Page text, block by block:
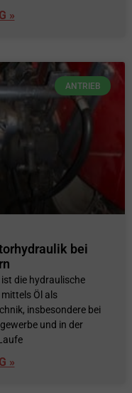
»
ANTRIEB
bei
die hydraulische
Öl als
insbesondere bei
und in der
»